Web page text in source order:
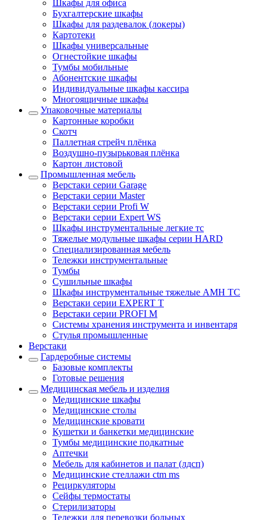
Шкафы для офиса
Бухгалтерские шкафы
Шкафы для раздевалок (локеры)
Картотеки
Шкафы универсальные
Огнестойкие шкафы
Тумбы мобильные
Абонентские шкафы
Индивидуальные шкафы кассира
Многоящичные шкафы
Упаковочные материалы
Картонные коробки
Скотч
Паллетная стрейч плёнка
Воздушно-пузырьковая плёнка
Картон листовой
Промышленная мебель
Верстаки серии Garage
Верстаки серии Master
Верстаки серии Profi W
Верстаки серии Expert WS
Шкафы инструментальные легкие тс
Тяжелые модульные шкафы серии HARD
Cпециализированная мебель
Тележки инструментальные
Тумбы
Cушильные шкафы
Шкафы инструментальные тяжелые AMH TC
Верстаки серии EXPERT T
Верстаки серии PROFI M
Системы хранения инструмента и инвентаря
Стулья промышленные
Верстаки
Гардеробные системы
Базовые комплекты
Готовые решения
Медицинская мебель и изделия
Медицинские шкафы
Медицинские столы
Медицинские кровати
Кушетки и банкетки медицинские
Тумбы медицинские подкатные
Аптечки
Мебель для кабинетов и палат (лдсп)
Медицинские стеллажи ctm ms
Рециркуляторы
Сейфы термостаты
Стерилизаторы
Тележки для перевозки больных